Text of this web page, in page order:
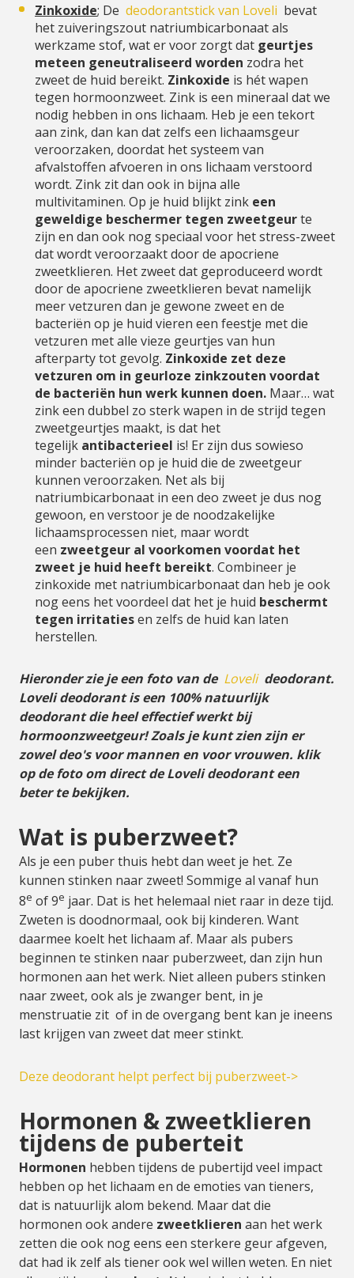
Zinkoxide; De deodorantstick van Loveli bevat
het zuiveringszout natriumbicarbonaat als
werkzame stof, wat er voor zorgt dat geurtjes
meteen geneutraliseerd worden zodra het
zweet de huid bereikt. Zinkoxide is hét wapen
tegen hormoonzweet. Zink is een mineraal dat we
nodig hebben in ons lichaam. Heb je een tekort
aan zink, dan kan dat zelfs een lichaamsgeur
veroorzaken, doordat het systeem van
afvalstoffen afvoeren in ons lichaam verstoord
wordt. Zink zit dan ook in bijna alle
multivitaminen. Op je huid blijkt zink een
geweldige beschermer tegen zweetgeurte
zijn en dan ook nog speciaal voor het stress-zweet
dat wordt veroorzaakt door de apocriene
zweetklieren. Het zweet dat geproduceerd wordt
door de apocriene zweetklieren bevat namelijk
meer vetzuren dan je gewone zweet en de
bacteriën op je huid vieren een feestje met die
vetzuren met alle vieze geurtjes van hun
afterparty tot gevolg. Zinkoxide zet deze
vetzuren om in geurloze zinkzouten voordat
de bacteriën hun werk kunnen doen. Maar… wat
zink een dubbel zo sterk wapen in de strijd tegen
zweetgeurtjes maakt, is dat het
tegelijk antibacterieel is! Er zijn dus sowieso
minder bacteriën op je huid die de zweetgeur
kunnen veroorzaken. Net als bij
natriumbicarbonaat in een deo zweet je dus nog
gewoon, en verstoor je de noodzakelijke
lichaamsprocessen niet, maar wordt
een zweetgeur al voorkomen voordat het
zweet je huid heeft bereikt. Combineer je
zinkoxide met natriumbicarbonaat dan heb je ook
nog eens het voordeel dat het je huid beschermt
tegen irritatiesen zelfs de huid kan laten
herstellen.
Hieronder zie je een foto van de Lovelideodorant.
Loveli deodorant is een 100% natuurlijk
deodorant die heel effectief werkt bij
hormoonzweetgeur! Zoals je kunt zien zijn er
zowel deo's voor mannen en voor vrouwen. klik
op de foto om direct de Loveli deodorant een
beter te bekijken.
Wat is puberzweet?
Als je een puber thuis hebt dan weet je het. Ze
kunnen stinken naar zweet! Sommige al vanaf hun
8e of 9e jaar. Dat is het helemaal niet raar in deze tijd.
Zweten is doodnormaal, ook bij kinderen. Want
daarmee koelt het lichaam af. Maar als pubers
beginnen te stinken naar puberzweet, dan zijn hun
hormonen aan het werk. Niet alleen pubers stinken
naar zweet, ook als je zwanger bent, in je
menstruatie zit of in de overgang bent kan je ineens
last krijgen van zweet dat meer stinkt.
Deze deodorant helpt perfect bij puberzweet->
Hormonen & zweetklieren
tijdens de puberteit
Hormonen hebben tijdens de pubertijd veel impact
hebben op het lichaam en de emoties van tieners,
dat is natuurlijk alom bekend. Maar dat die
hormonen ook andere zweetklieren aan het werk
zetten die ook nog eens een sterkere geur afgeven,
dat had ik zelf als tiener ook wel willen weten. En niet